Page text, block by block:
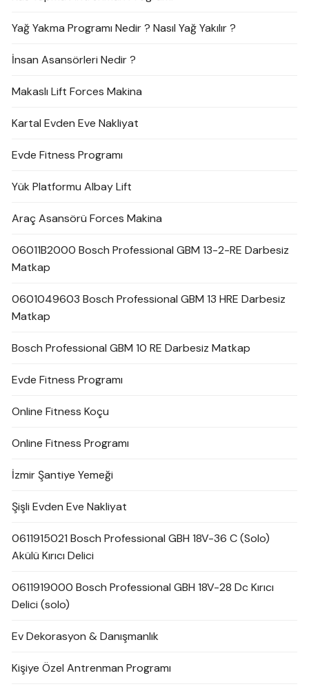
Yağ Yakma Programı Nedir ? Nasıl Yağ Yakılır ?
İnsan Asansörleri Nedir ?
Makaslı Lift Forces Makina
Kartal Evden Eve Nakliyat
Evde Fitness Programı
Yük Platformu Albay Lift
Araç Asansörü Forces Makina
06011B2000 Bosch Professional GBM 13-2-RE Darbesiz
Matkap
0601049603 Bosch Professional GBM 13 HRE Darbesiz
Matkap
Bosch Professional GBM 10 RE Darbesiz Matkap
Evde Fitness Programı
Online Fitness Koçu
Online Fitness Programı
İzmir Şantiye Yemeği
Şişli Evden Eve Nakliyat
0611915021 Bosch Professional GBH 18V-36 C (Solo)
Akülü Kırıcı Delici
0611919000 Bosch Professional GBH 18V-28 Dc Kırıcı
Delici (solo)
Ev Dekorasyon & Danışmanlık
Kişiye Özel Antrenman Programı